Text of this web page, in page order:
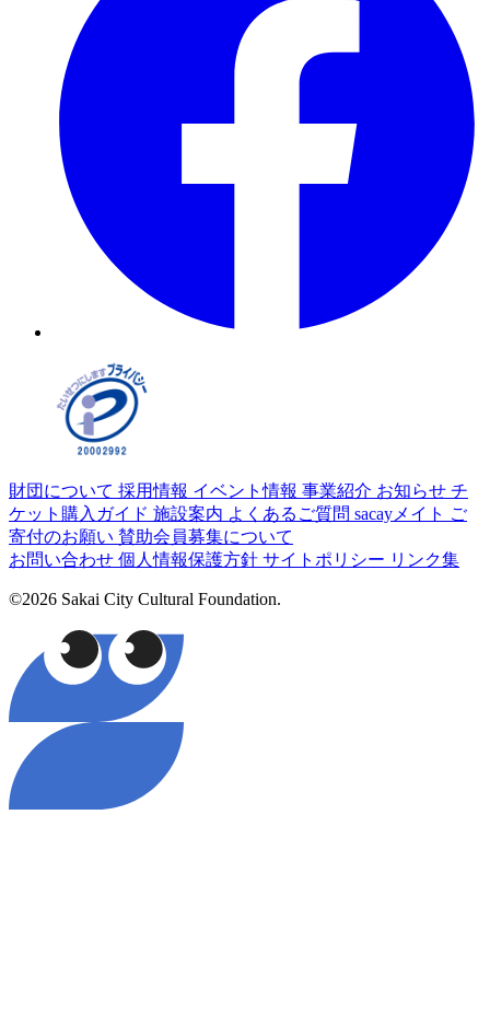
財団について 採用情報 イベント情報 事業紹介 お知らせ チ
ケット購入ガイド 施設案内 よくあるご質問 sacayメイト ご
寄付のお願い 賛助会員募集について
お問い合わせ 個人情報保護方針 サイトポリシー リンク集
©2026 Sakai City Cultural Foundation.